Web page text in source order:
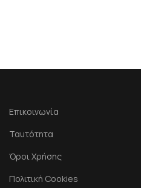
Επικοινωνία
Ταυτότητα
Όροι Χρήσης
Πολιτική Cookies